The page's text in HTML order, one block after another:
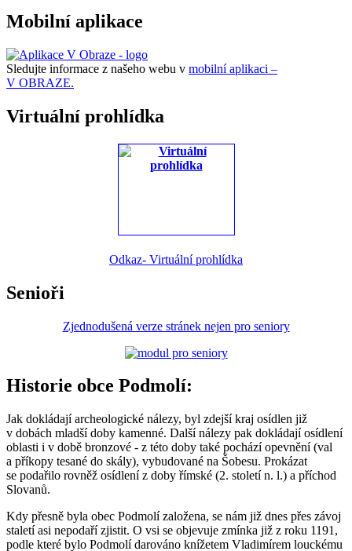
Mobilní aplikace
Sledujte informace z našeho webu v mobilní aplikaci –
V OBRAZE.
Virtuální prohlídka
Odkaz- Virtuální prohlídka
Senioři
Zjednodušená verze stránek nejen pro seniory
Historie obce Podmolí:
Jak dokládají archeologické nálezy, byl zdejší kraj osídlen již
v dobách mladší doby kamenné. Další nálezy pak dokládají osídlení
oblasti i v době bronzové - z této doby také pochází opevnění (val
a příkopy tesané do skály), vybudované na Šobesu. Prokázat
se podařilo rovněž osídlení z doby římské (2. století n. l.) a příchod
Slovanů.
Kdy přesně byla obec Podmolí založena, se nám již dnes přes závoj
staletí asi nepodaří zjistit. O vsi se objevuje zmínka již z roku 1191,
podle které bylo Podmolí darováno knížetem Vladimírem louckému